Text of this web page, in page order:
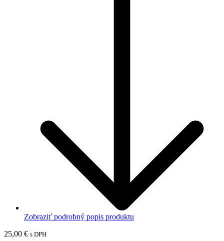
Zobraziť podrobný popis produktu
25,00 € s DPH